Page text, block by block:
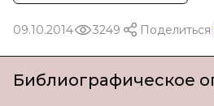
09.10.2014 3249 Поделиться
Библиографическое